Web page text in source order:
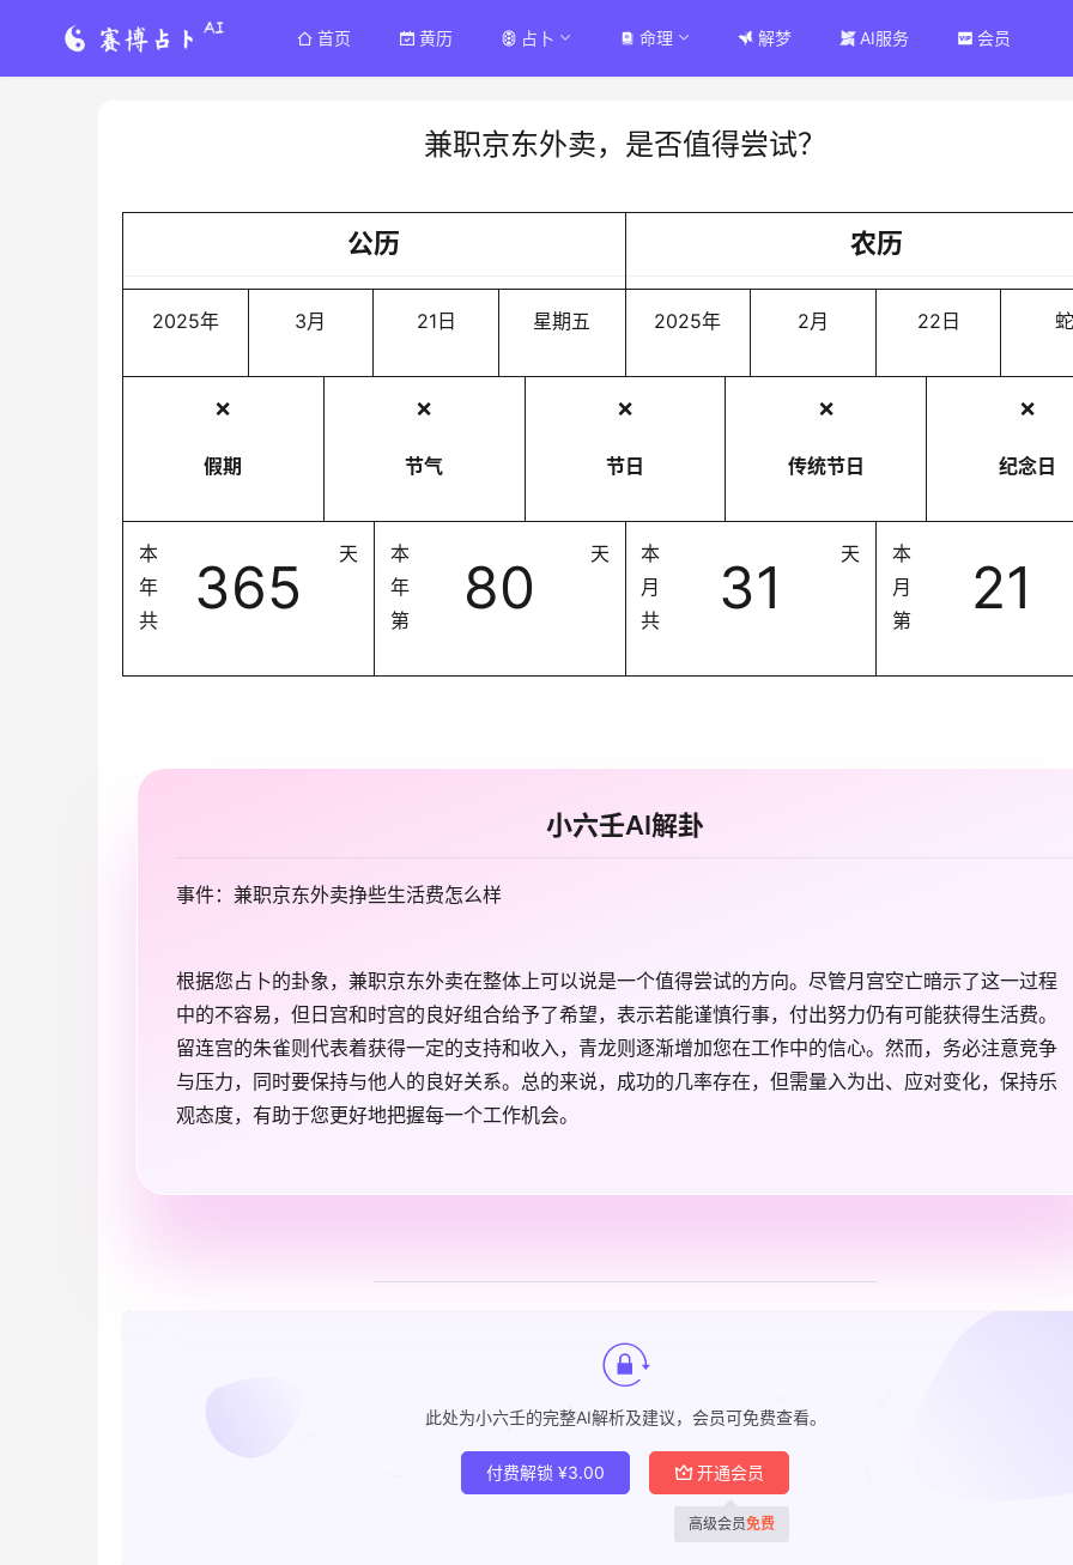
首页 黄历 占卜 命理 解梦 AI服务 会员
兼职京东外卖，是否值得尝试？
公历
2025年 3月 21日 星期五
农历
2025年 2月 22日 蛇
❌
假期
❌
节气
❌
节日
❌
传统节日
❌
纪念日
本
年
共
365 天
本
年
第
80 天
本
月
共
31 天
本
月
第
21
小六壬AI解卦
事件：兼职京东外卖挣些生活费怎么样
根据您占卜的卦象，兼职京东外卖在整体上可以说是一个值得尝试的方向。尽管月宫空亡暗示了这一过程
中的不容易，但日宫和时宫的良好组合给予了希望，表示若能谨慎行事，付出努力仍有可能获得生活费。
留连宫的朱雀则代表着获得一定的支持和收入，青龙则逐渐增加您在工作中的信心。然而，务必注意竞争
与压力，同时要保持与他人的良好关系。总的来说，成功的几率存在，但需量入为出、应对变化，保持乐
观态度，有助于您更好地把握每一个工作机会。
此处为小六壬的完整AI解析及建议，会员可免费查看。
付费解锁 ¥3.00 开通会员
高级会员免费